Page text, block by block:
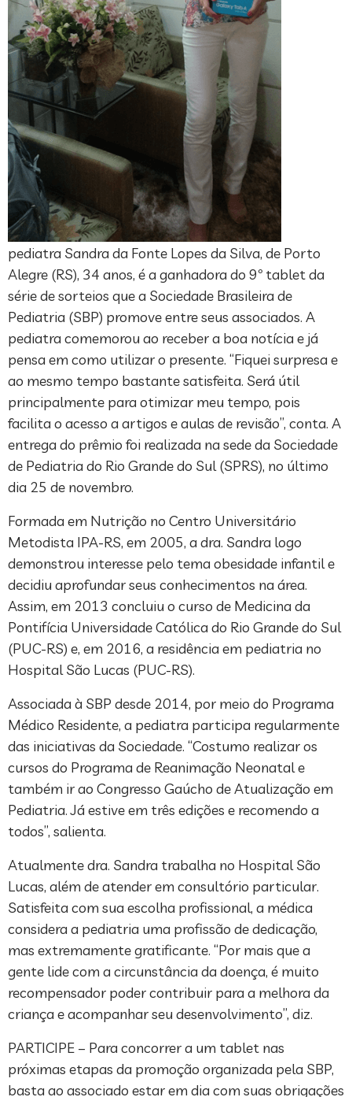
pediatra Sandra da Fonte Lopes da Silva, de Porto
Alegre (RS), 34 anos, é a ganhadora do 9º tablet da
série de sorteios que a Sociedade Brasileira de
Pediatria (SBP) promove entre seus associados. A
pediatra comemorou ao receber a boa notícia e já
pensa em como utilizar o presente. “Fiquei surpresa e
ao mesmo tempo bastante satisfeita. Será útil
principalmente para otimizar meu tempo, pois
facilita o acesso a artigos e aulas de revisão”, conta. A
entrega do prêmio foi realizada na sede da Sociedade
de Pediatria do Rio Grande do Sul (SPRS), no último
dia 25 de novembro.
Formada em Nutrição no Centro Universitário
Metodista IPA-RS, em 2005, a dra. Sandra logo
demonstrou interesse pelo tema obesidade infantil e
decidiu aprofundar seus conhecimentos na área.
Assim, em 2013 concluiu o curso de Medicina da
Pontifícia Universidade Católica do Rio Grande do Sul
(PUC-RS) e, em 2016, a residência em pediatria no
Hospital São Lucas (PUC-RS).
Associada à SBP desde 2014, por meio do Programa
Médico Residente, a pediatra participa regularmente
das iniciativas da Sociedade. “Costumo realizar os
cursos do Programa de Reanimação Neonatal e
também ir ao Congresso Gaúcho de Atualização em
Pediatria. Já estive em três edições e recomendo a
todos”, salienta.
Atualmente dra. Sandra trabalha no Hospital São
Lucas, além de atender em consultório particular.
Satisfeita com sua escolha profissional, a médica
considera a pediatria uma profissão de dedicação,
mas extremamente gratificante. “Por mais que a
gente lide com a circunstância da doença, é muito
recompensador poder contribuir para a melhora da
criança e acompanhar seu desenvolvimento”, diz.
PARTICIPE – Para concorrer a um tablet nas
próximas etapas da promoção organizada pela SBP,
basta ao associado estar em dia com suas obrigações